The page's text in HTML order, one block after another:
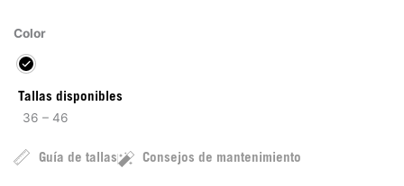
Color
Tallas disponibles
36 – 46
Guía de tallas Consejos de mantenimiento